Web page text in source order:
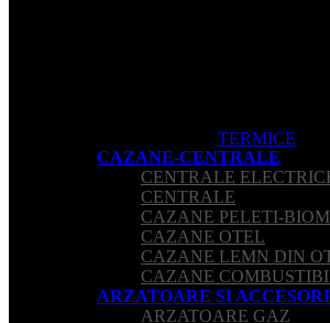
TERMICE
CAZANE-CENTRALE
CENTRALE
CENTRALE
CAZANE PELETI-
CAZANE OTEL
CAZANE LEMN DIN
CAZANE
ARZATOARE SI
ARZATOARE GAZ